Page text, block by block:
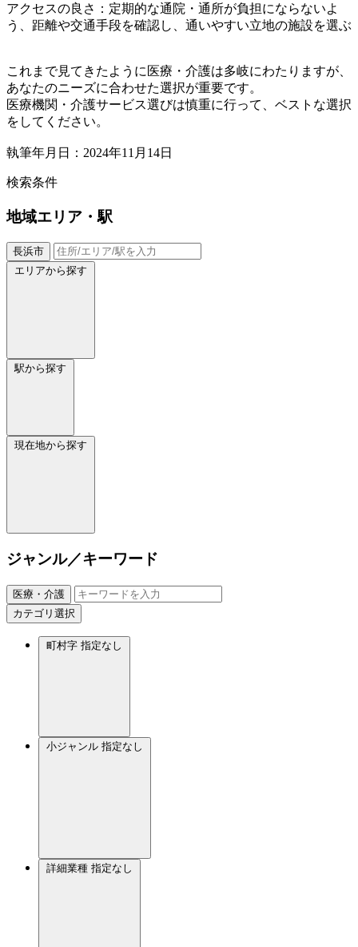
アクセスの良さ：定期的な通院・通所が負担にならないよ
う、距離や交通手段を確認し、通いやすい立地の施設を選ぶ
これまで見てきたように医療・介護は多岐にわたりますが、
あなたのニーズに合わせた選択が重要です。
医療機関・介護サービス選びは慎重に行って、ベストな選択
をしてください。
執筆年月日：2024年11月14日
検索条件
地域エリア・駅
長浜市
エリアから探す
駅から探す
現在地から探す
ジャンル／キーワード
医療・介護
カテゴリ選択
町村字 指定なし
小ジャンル 指定なし
詳細業種 指定なし